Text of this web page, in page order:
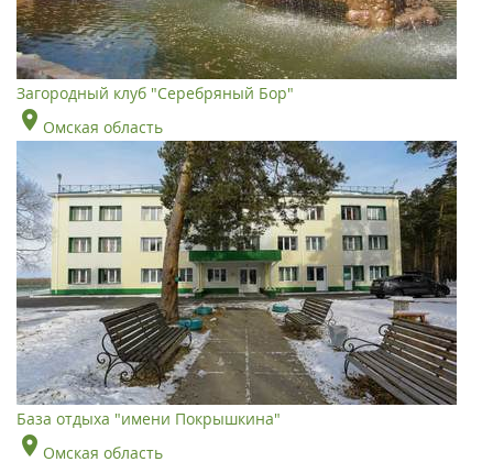
Загородный клуб "Серебряный Бор"
Омская область
База отдыха "имени Покрышкина"
Омская область